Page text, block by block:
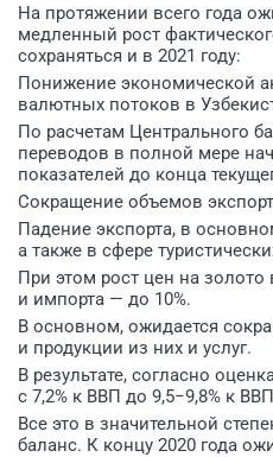
На протяжении всего года
медленный рост
сохраняться и в 2021 году:
Понижение экономической
валютных потоков в
По расчетам Центрального
переводов в полной мере
показателей до конца
Сокращение объемов
Падение экспорта, в
а также в сфере
При этом рост цен на
и импорта — до 10%.
В основном, ожидается
и продукции из них и услуг.
В результате, согласно
с 7,2% к ВВП до 9,5−9,8% к
Все это в значительной
баланс. К концу 2020 года